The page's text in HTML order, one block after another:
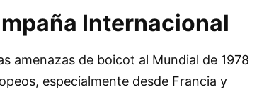
Internacional
amenazas de boicot al Mundial de 1978
especialmente desde Francia y